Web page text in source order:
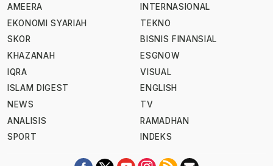
AMEERA
EKONOMI SYARIAH
SKOR
KHAZANAH
IQRA
ISLAM DIGEST
NEWS
ANALISIS
SPORT
INTERNASIONAL
TEKNO
BISNIS FINANSIAL
ESGNOW
VISUAL
ENGLISH
TV
RAMADHAN
INDEKS